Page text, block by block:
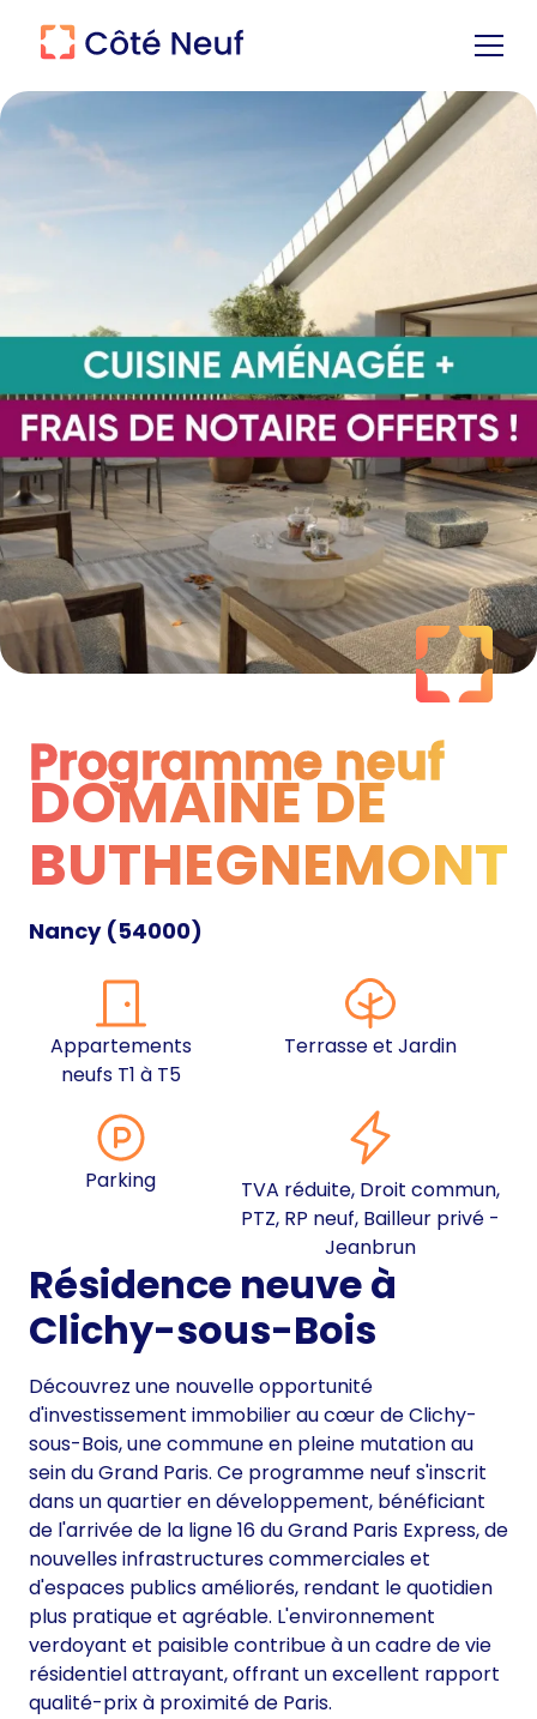
Programme neuf
Programme neuf
DOMAINE DE
BUTHEGNEMONT
Nancy(54000)
Appartements
neufs T1 à T5
Terrasse et Jardin
Parking
TVA réduite, Droit commun,
PTZ, RP neuf, Bailleur privé -
Jeanbrun
Résidence neuve à
Clichy-sous-Bois
Découvrez une nouvelle opportunité
d'investissement immobilier au cœur de Clichy-
sous-Bois, une commune en pleine mutation au
sein du Grand Paris. Ce programme neuf s'inscrit
dans un quartier en développement, bénéficiant
de l'arrivée de la ligne 16 du Grand Paris Express, de
nouvelles infrastructures commerciales et
d'espaces publics améliorés, rendant le quotidien
plus pratique et agréable. L'environnement
verdoyant et paisible contribue à un cadre de vie
résidentiel attrayant, offrant un excellent rapport
qualité-prix à proximité de Paris.